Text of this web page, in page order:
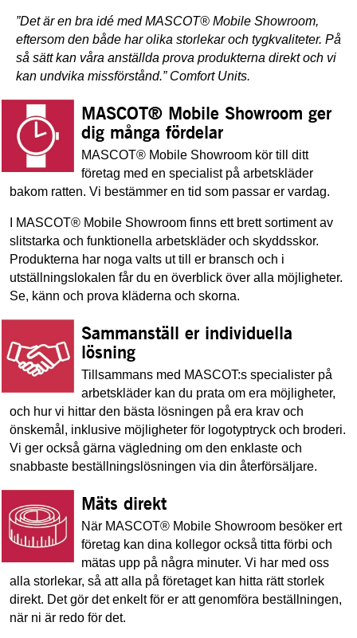
”Det är en bra idé med MASCOT® Mobile Showroom,
eftersom den både har olika storlekar och tygkvaliteter. På
så sätt kan våra anställda prova produkterna direkt och vi
kan undvika missförstånd.” Comfort Units.
MASCOT® Mobile Showroom ger
dig många fördelar
MASCOT® Mobile Showroom kör till ditt
företag med en specialist på arbetskläder
bakom ratten. Vi bestämmer en tid som passar er vardag.
I MASCOT® Mobile Showroom finns ett brett sortiment av
slitstarka och funktionella arbetskläder och skyddsskor.
Produkterna har noga valts ut till er bransch och i
utställningslokalen får du en överblick över alla möjligheter.
Se, känn och prova kläderna och skorna.
Sammanställ er individuella
lösning
Tillsammans med MASCOT:s specialister på
arbetskläder kan du prata om era möjligheter,
och hur vi hittar den bästa lösningen på era krav och
önskemål, inklusive möjligheter för logotyptryck och broderi.
Vi ger också gärna vägledning om den enklaste och
snabbaste beställningslösningen via din återförsäljare.
Mäts direkt
När MASCOT® Mobile Showroom besöker ert
företag kan dina kollegor också titta förbi och
mätas upp på några minuter. Vi har med oss
alla storlekar, så att alla på företaget kan hitta rätt storlek
direkt. Det gör det enkelt för er att genomföra beställningen,
när ni är redo för det.